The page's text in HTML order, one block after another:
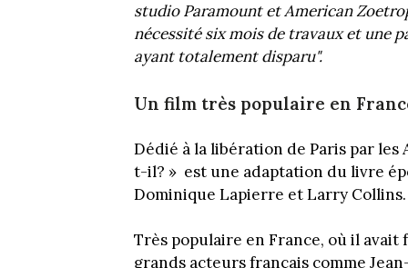
studio Paramount et American
nécessité six mois de travaux et une
ayant totalement disparu".
Un film très populaire en
Dédié à la libération de Paris par les
t-il? » est une adaptation du livre
Dominique Lapierre et Larry Collins.
Très populaire en France, où il
grands acteurs français comme